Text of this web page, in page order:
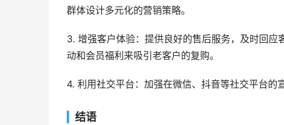
群体设计多元化的营销策略。
3. 增强客户体验：提供良好的售后服务，及时回
动和会员福利来吸引老客户的复购。
4. 利用社交平台：加强在微信、抖音等社交平台的
结语